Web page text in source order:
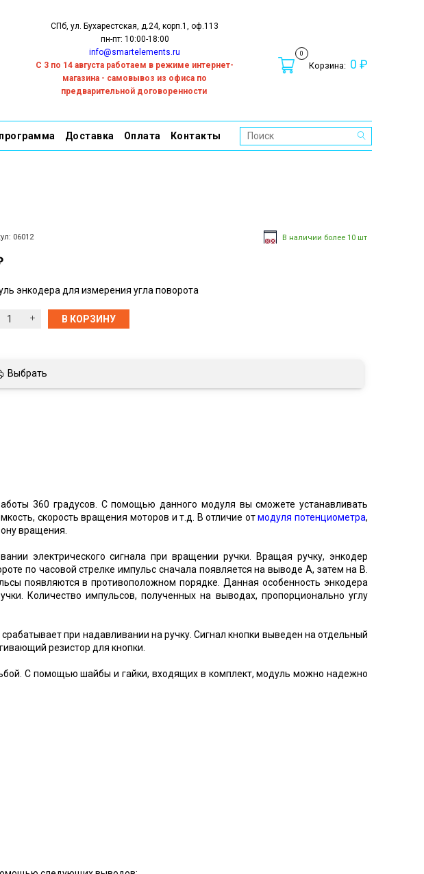
СПб, ул. Бухарестская, д.24, корп.1, оф.113
пн-пт: 10:00-18:00
info@smartelements.ru
С 3 по 14 августа работаем в режиме интернет-
магазина - самовывоз из офиса по
предварительной договоренности
0
Корзина: 0 ₽
Доставка Оплата Контакты
06012 В наличии более 10 шт
энкодера для измерения угла поворота
В КОРЗИНУ
Выбрать
360 градусов. С помощью данного модуля вы сможете устанавливать
скорость вращения моторов и т.д. В отличие отмодуля потенциометра,
вращения.
электрического сигнала при вращении ручки. Вращая ручку, энкодер
по часовой стрелке импульс сначала появляется на выводе А, затем на В.
появляются в противоположном порядке. Данная особенность энкодера
Количество импульсов, полученных на выводах, пропорционально углу
при надавливании на ручку. Сигнал кнопки выведен на отдельный
резистор для кнопки.
С помощью шайбы и гайки, входящих в комплект, модуль можно надежно